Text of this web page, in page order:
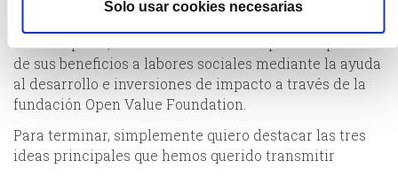
Solo usar cookies necesarias
¡esperemos que el año que viene ya sean 100.000!
Por otra parte, Cobas AM destina una parte importante
de sus beneficios a labores sociales mediante la ayuda
al desarrollo e inversiones de impacto a través de la
fundación Open Value Foundation.
Para terminar, simplemente quiero destacar las tres
ideas principales que hemos querido transmitir